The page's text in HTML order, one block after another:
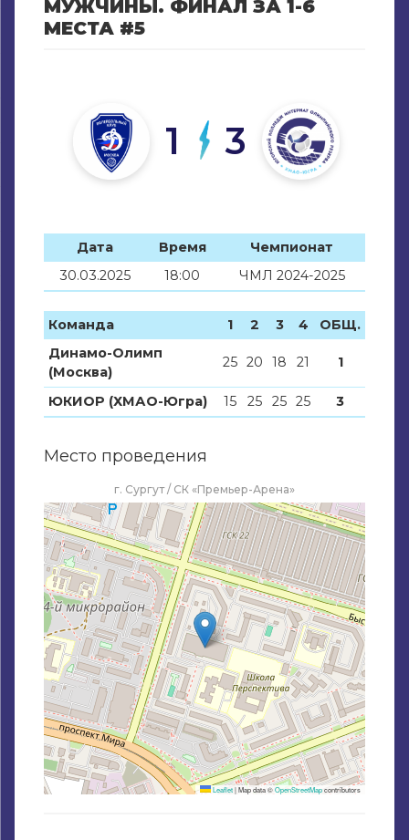
МУЖЧИНЫ. ФИНАЛ ЗА 1-6
МЕСТА #5
1 3
Дата Время
Чемпионат
30.03.2025
18:00 ЧМЛ 2024-2025
Команда 1 2 3 4
ОБЩ.
Динамо-Олимп
(Москва)
25 20 18 21 1
ЮКИОР (ХМАО-Югра) 15 25 25 25 3
Место проведения
г. Сургут / СК «Премьер-Арена»
Leaflet|Map data ©OpenStreetMapcontributors